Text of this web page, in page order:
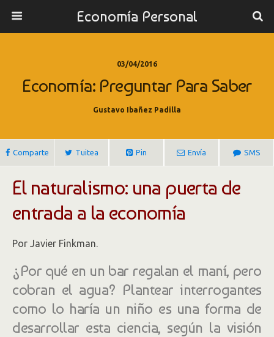
Economía Personal
03/04/2016
Economía: Preguntar Para Saber
Gustavo Ibañez Padilla
Comparte Tuitea Pin Envía SMS
El naturalismo: una puerta de
entrada a la economía
Por Javier Finkman.
¿Por qué en un bar regalan el maní, pero
cobran el agua? Plantear interrogantes
como lo haría un niño es una forma de
desarrollar esta ciencia, según la visión